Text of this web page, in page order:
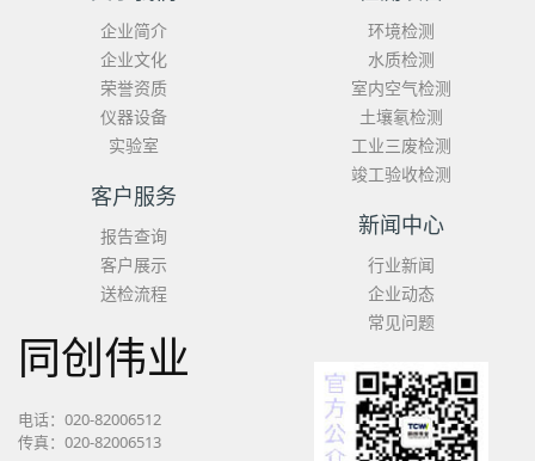
企业简介
企业文化
荣誉资质
仪器设备
实验室
环境检测
水质检测
室内空气检测
土壤氡检测
工业三废检测
竣工验收检测
客户服务
报告查询
客户展示
送检流程
新闻中心
行业新闻
企业动态
常见问题
同创伟业
电话：020-82006512
传真：020-82006513